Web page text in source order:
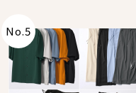
No.5